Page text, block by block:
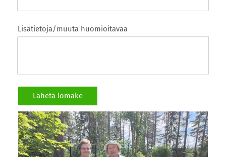
Lisätietoja/muuta huomioitavaa
Lähetä lomake